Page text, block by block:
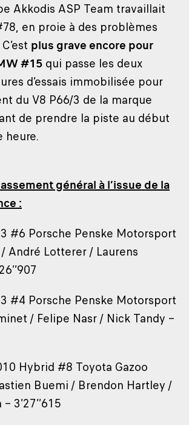
Akkodis ASP Team travaillait
en proie à des problèmes
plus grave encore pour
#15 qui passe les deux
d’essais immobilisée pour
du V8 P66/3 de la marque
de prendre la piste au début
heure.
général à l’issue de la
:
#6 Porsche Penske Motorsport
André Lotterer / Laurens
#4 Porsche Penske Motorsport
/ Felipe Nasr / Nick Tandy –
Hybrid #8 Toyota Gazoo
Buemi / Brendon Hartley /
3’27’’615